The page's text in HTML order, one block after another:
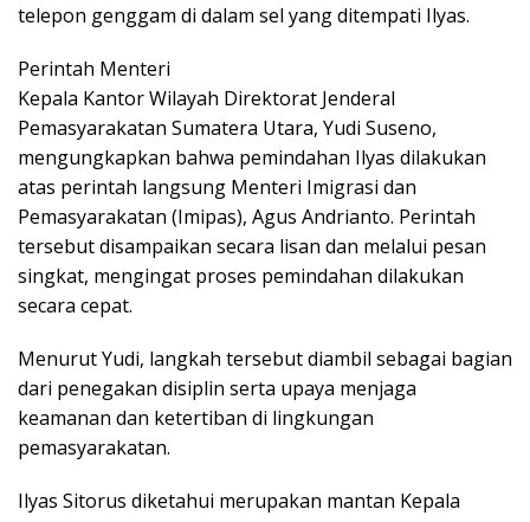
telepon genggam di dalam sel yang ditempati Ilyas.
Perintah Menteri
Kepala Kantor Wilayah Direktorat Jenderal
Pemasyarakatan Sumatera Utara, Yudi Suseno,
mengungkapkan bahwa pemindahan Ilyas dilakukan
atas perintah langsung Menteri Imigrasi dan
Pemasyarakatan (Imipas), Agus Andrianto. Perintah
tersebut disampaikan secara lisan dan melalui pesan
singkat, mengingat proses pemindahan dilakukan
secara cepat.
Menurut Yudi, langkah tersebut diambil sebagai bagian
dari penegakan disiplin serta upaya menjaga
keamanan dan ketertiban di lingkungan
pemasyarakatan.
Ilyas Sitorus diketahui merupakan mantan Kepala